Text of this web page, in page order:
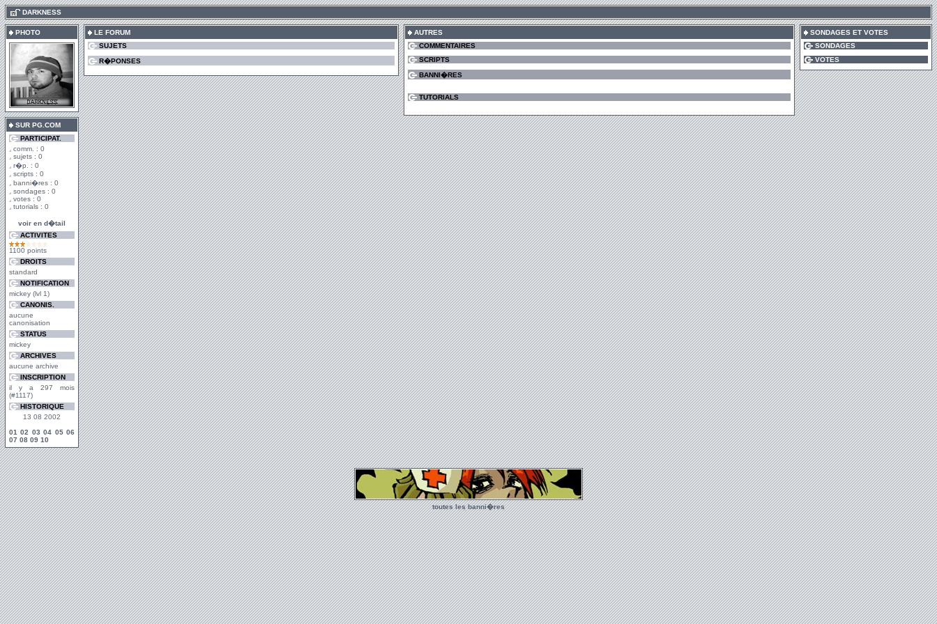
DARKNESS
PHOTO
SUR PG.COM
PARTICIPAT.
comm. : 0
sujets : 0
r�p. : 0
scripts : 0
banni�res : 0
sondages : 0
votes : 0
tutorials : 0
voir en d�tail
ACTIVITES
1100 points
DROITS
standard
NOTIFICATION
mickey (lvl 1)
CANONIS.
aucune
canonisation
STATUS
mickey
ARCHIVES
aucune archive
INSCRIPTION
il y a 297 mois
(#1117)
HISTORIQUE
13 08 2002
01 02 03 04 05 06
07 08 09 10
LE FORUM
SUJETS
R�PONSES
AUTRES
COMMENTAIRES
SCRIPTS
BANNI�RES
TUTORIALS
SONDAGES ET VOTES
SONDAGES
VOTES
toutes les banni�res